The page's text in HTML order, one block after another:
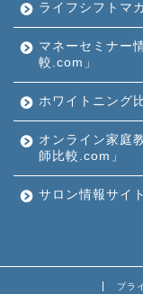
ライフシフトマ
マネーセミナー
較.com」
ホワイトニング
オンライン家庭
師比較.com」
サロン情報サイ
プラ